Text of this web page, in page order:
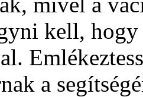
kell, hogy
a